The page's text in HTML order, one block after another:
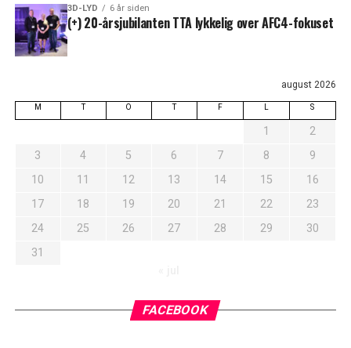
3D-LYD 6 år siden
(+) 20-årsjubilanten TTA lykkelig over AFC4-fokuset
august 2026
M T O T F S
1
2
3
4 5 6 7 8
9
10
11 12 13 14 15
16
17
18 19 20 21 22
23
24
25 26 27 28 29
30
31
FACEBOOK